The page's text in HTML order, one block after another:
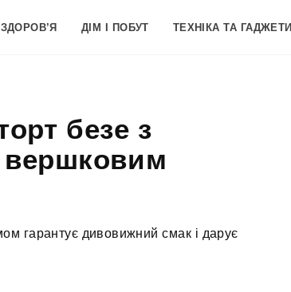
ЗДОРОВ’Я ДІМ І ПОБУТ ТЕХНІКА ТА ГАДЖЕТИ
безе з
вершковим
гарантує дивовижний смак і дарує